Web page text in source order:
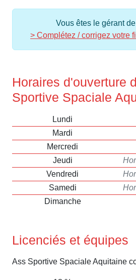
Vous êtes le gérant
> Complétez / corrigez votre
Horaires d'ouverture
Sportive Spaciale
Lundi
Mardi
Mercredi
Jeudi
Vendredi
Samedi
Dimanche
Licenciés et équipes
Ass Sportive Spaciale Aquitaine